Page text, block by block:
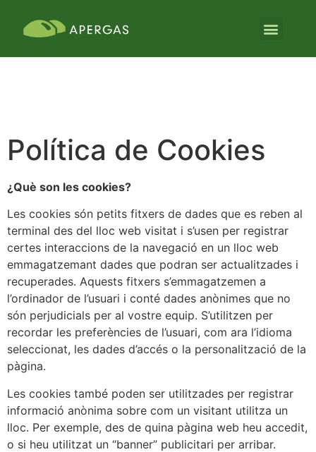
Política de Cookies
¿Què son les cookies?
Les cookies són petits fitxers de dades que es reben al
terminal des del lloc web visitat i s’usen per registrar
certes interaccions de la navegació en un lloc web
emmagatzemant dades que podran ser actualitzades i
recuperades. Aquests fitxers s’emmagatzemen a
l’ordinador de l’usuari i conté dades anònimes que no
són perjudicials per al vostre equip. S’utilitzen per
recordar les preferències de l’usuari, com ara l’idioma
seleccionat, les dades d’accés o la personalització de la
pàgina.
Les cookies també poden ser utilitzades per registrar
informació anònima sobre com un visitant utilitza un
lloc. Per exemple, des de quina pàgina web heu accedit,
o si heu utilitzat un “banner” publicitari per arribar.